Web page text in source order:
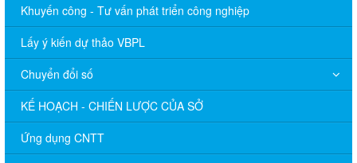
Khuyến công - Tư vấn phát triển công nghiệp
Lấy ý kiến dự thảo VBPL
Chuyển đổi số
KẾ HOẠCH - CHIẾN LƯỢC CỦA SỞ
Ứng dụng CNTT